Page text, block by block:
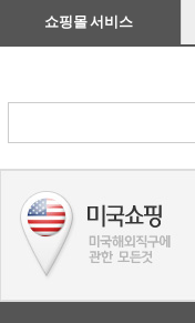
쇼핑몰 서비스